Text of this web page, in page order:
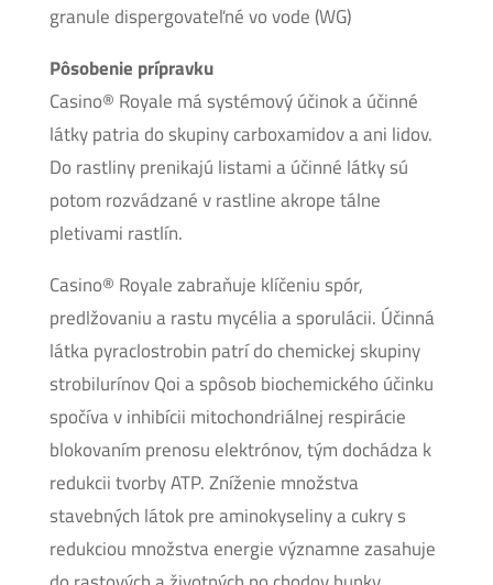
granule dispergovateľné vo vode (WG)
Pôsobenie prípravku
Casino® Royale má systémový účinok a účinné
látky patria do skupiny carboxamidov a ani lidov.
Do rastliny prenikajú listami a účinné látky sú
potom rozvádzané v rastline akrope tálne
pletivami rastlín.
Casino® Royale zabraňuje klíčeniu spór,
predlžovaniu a rastu mycélia a sporulácii. Účinná
látka pyraclostrobin patrí do chemickej skupiny
strobilurínov Qoi a spôsob biochemického účinku
spočíva v inhibícii mitochondriálnej respirácie
blokovaním prenosu elektrónov, tým dochádza k
redukcii tvorby ATP. Zníženie množstva
stavebných látok pre aminokyseliny a cukry s
redukciou množstva energie významne zasahuje